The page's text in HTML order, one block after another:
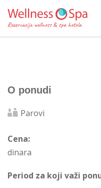
O ponudi
Parovi
Cena:
dinara
Period za koji važi